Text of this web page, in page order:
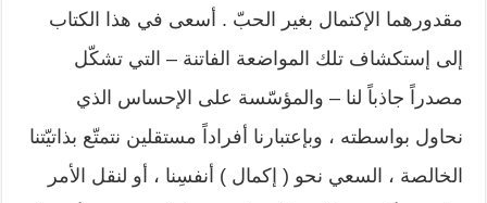
مقدورهما الإكتمال بغير الحبّ . أسعى في هذا الكتاب
إلى إستكشاف تلك المواضعة الفاتنة – التي تشكّل
مصدراً جاذباً لنا – والمؤسّسة على الإحساس الذي
نحاول بواسطته ، وبإعتبارنا أفراداً مستقلين نتمتّع بذاتيّتنا
الخالصة ، السعي نحو ( إكمال ) أنفسِنا ، أو لنقل الأمر